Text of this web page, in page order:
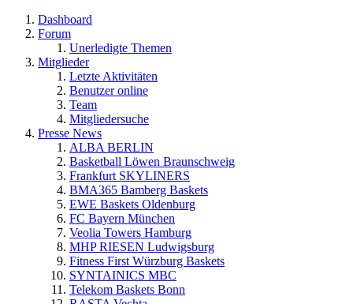
Dashboard
Forum
Unerledigte Themen
Mitglieder
Letzte Aktivitäten
Benutzer online
Team
Mitgliedersuche
Presse News
ALBA BERLIN
Basketball Löwen Braunschweig
Frankfurt SKYLINERS
BMA365 Bamberg Baskets
EWE Baskets Oldenburg
FC Bayern München
Veolia Towers Hamburg
MHP RIESEN Ludwigsburg
Fitness First Würzburg Baskets
SYNTAINICS MBC
Telekom Baskets Bonn